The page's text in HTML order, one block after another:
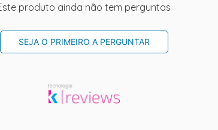
produto ainda não tem perguntas
SEJA O PRIMEIRO A PERGUNTAR